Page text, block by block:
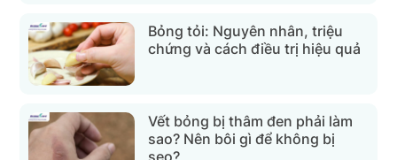
Bỏng tỏi: Nguyên nhân, triệu
chứng và cách điều trị hiệu quả
Vết bỏng bị thâm đen phải làm
sao? Nên bôi gì để không bị